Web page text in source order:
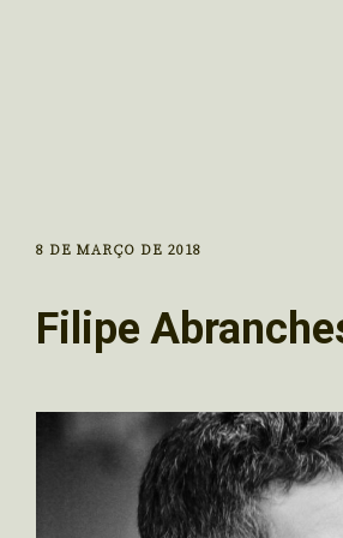
8 DE MARÇO DE 2018
Filipe